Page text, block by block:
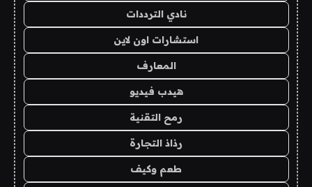
نادي الترددات
استشارات اون لاين
المعارف
هيدب فيديو
رمح التقنية
رذاذ التجارة
طعم وكيف